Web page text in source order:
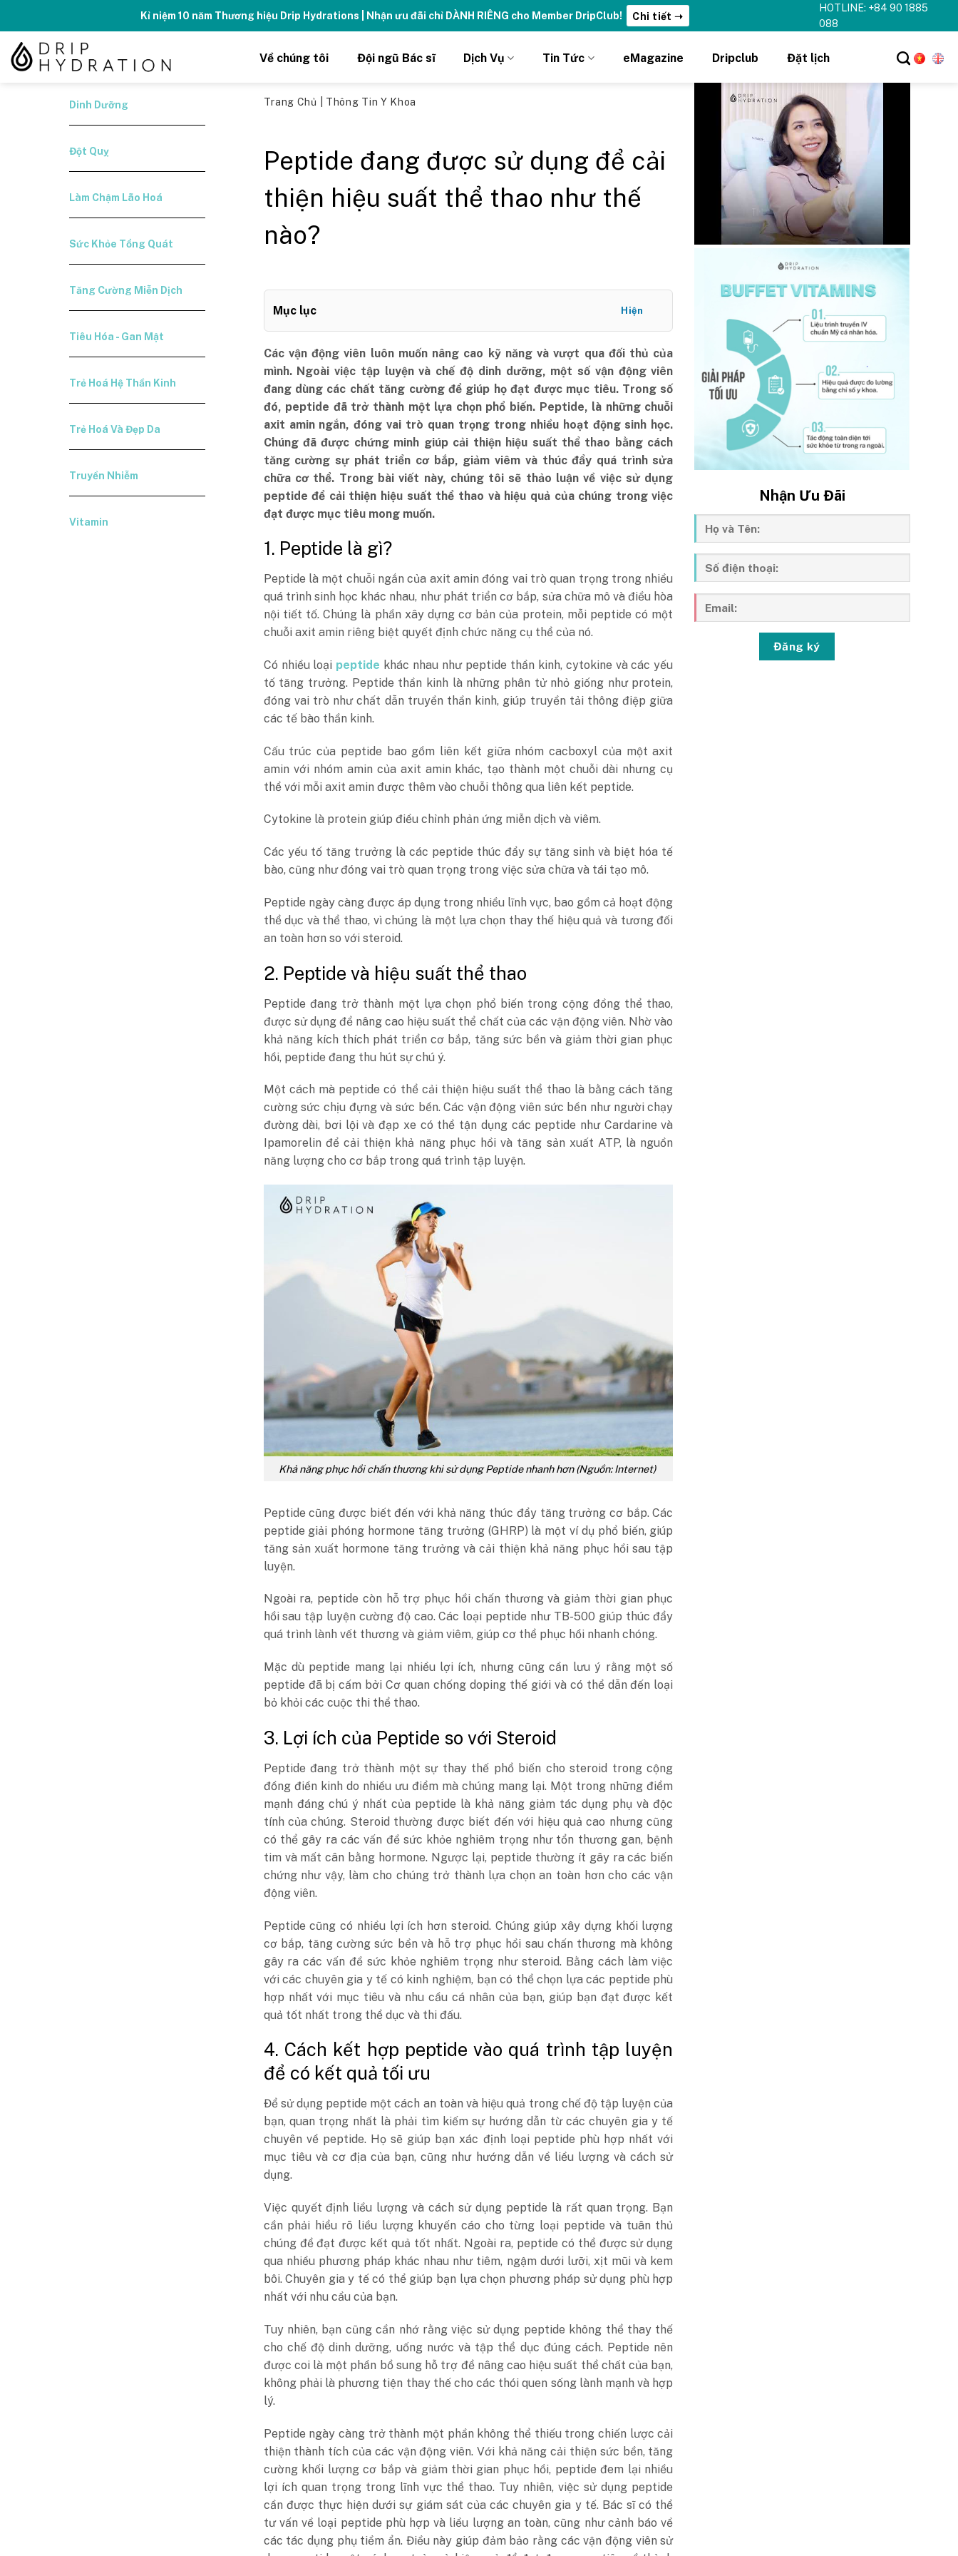
content
Kỉ niệm 10 năm Thương hiệu Drip Hydrations | Nhận ưu đãi chỉ DÀNH RIÊNG cho Member DripClub! Chi tiết ➝
HOTLINE: +84 90 1885
088
Về chúng tôi Đội ngũ Bác sĩ Dịch Vụ Tin Tức eMagazine Dripclub Đặt lịch
Dinh Dưỡng
Đột Quỵ
Làm Chậm Lão Hoá
Sức Khỏe Tổng Quát
Tăng Cường Miễn Dịch
Tiêu Hóa - Gan Mật
Trẻ Hoá Hệ Thần Kinh
Trẻ Hoá Và Đẹp Da
Truyền Nhiễm
Vitamin
Trang Chủ Thông Tin Y Khoa
Peptide đang được sử dụng để cải
thiện hiệu suất thể thao như thế
nào?
Mục lục Hiện
Các vận động viên luôn muốn nâng cao kỹ năng và vượt qua đối thủ của
mình. Ngoài việc tập luyện và chế độ dinh dưỡng, một số vận động viên
đang dùng các chất tăng cường để giúp họ đạt được mục tiêu. Trong số
đó, peptide đã trở thành một lựa chọn phổ biến. Peptide, là những chuỗi
axit amin ngắn, đóng vai trò quan trọng trong nhiều hoạt động sinh học.
Chúng đã được chứng minh giúp cải thiện hiệu suất thể thao bằng cách
tăng cường sự phát triển cơ bắp, giảm viêm và thúc đẩy quá trình sửa
chữa cơ thể. Trong bài viết này, chúng tôi sẽ thảo luận về việc sử dụng
peptide để cải thiện hiệu suất thể thao và hiệu quả của chúng trong việc
đạt được mục tiêu mong muốn.
1. Peptide là gì?
Peptide là một chuỗi ngắn của axit amin đóng vai trò quan trọng trong nhiều
quá trình sinh học khác nhau, như phát triển cơ bắp, sửa chữa mô và điều hòa
nội tiết tố. Chúng là phần xây dựng cơ bản của protein, mỗi peptide có một
chuỗi axit amin riêng biệt quyết định chức năng cụ thể của nó.
Có nhiều loại peptide khác nhau như peptide thần kinh, cytokine và các yếu
tố tăng trưởng. Peptide thần kinh là những phân tử nhỏ giống như protein,
đóng vai trò như chất dẫn truyền thần kinh, giúp truyền tải thông điệp giữa
các tế bào thần kinh.
Cấu trúc của peptide bao gồm liên kết giữa nhóm cacboxyl của một axit
amin với nhóm amin của axit amin khác, tạo thành một chuỗi dài nhưng cụ
thể với mỗi axit amin được thêm vào chuỗi thông qua liên kết peptide.
Cytokine là protein giúp điều chỉnh phản ứng miễn dịch và viêm.
Các yếu tố tăng trưởng là các peptide thúc đẩy sự tăng sinh và biệt hóa tế
bào, cũng như đóng vai trò quan trọng trong việc sửa chữa và tái tạo mô.
Peptide ngày càng được áp dụng trong nhiều lĩnh vực, bao gồm cả hoạt động
thể dục và thể thao, vì chúng là một lựa chọn thay thế hiệu quả và tương đối
an toàn hơn so với steroid.
2. Peptide và hiệu suất thể thao
Peptide đang trở thành một lựa chọn phổ biến trong cộng đồng thể thao,
được sử dụng để nâng cao hiệu suất thể chất của các vận động viên. Nhờ vào
khả năng kích thích phát triển cơ bắp, tăng sức bền và giảm thời gian phục
hồi, peptide đang thu hút sự chú ý.
Một cách mà peptide có thể cải thiện hiệu suất thể thao là bằng cách tăng
cường sức chịu đựng và sức bền. Các vận động viên sức bền như người chạy
đường dài, bơi lội và đạp xe có thể tận dụng các peptide như Cardarine và
Ipamorelin để cải thiện khả năng phục hồi và tăng sản xuất ATP, là nguồn
năng lượng cho cơ bắp trong quá trình tập luyện.
Khả năng phục hồi chấn thương khi sử dụng Peptide nhanh hơn (Nguồn: Internet)
Peptide cũng được biết đến với khả năng thúc đẩy tăng trưởng cơ bắp. Các
peptide giải phóng hormone tăng trưởng (GHRP) là một ví dụ phổ biến, giúp
tăng sản xuất hormone tăng trưởng và cải thiện khả năng phục hồi sau tập
luyện.
Ngoài ra, peptide còn hỗ trợ phục hồi chấn thương và giảm thời gian phục
hồi sau tập luyện cường độ cao. Các loại peptide như TB-500 giúp thúc đẩy
quá trình lành vết thương và giảm viêm, giúp cơ thể phục hồi nhanh chóng.
Mặc dù peptide mang lại nhiều lợi ích, nhưng cũng cần lưu ý rằng một số
peptide đã bị cấm bởi Cơ quan chống doping thế giới và có thể dẫn đến loại
bỏ khỏi các cuộc thi thể thao.
3. Lợi ích của Peptide so với Steroid
Peptide đang trở thành một sự thay thế phổ biến cho steroid trong cộng
đồng điền kinh do nhiều ưu điểm mà chúng mang lại. Một trong những điểm
mạnh đáng chú ý nhất của peptide là khả năng giảm tác dụng phụ và độc
tính của chúng. Steroid thường được biết đến với hiệu quả cao nhưng cũng
có thể gây ra các vấn đề sức khỏe nghiêm trọng như tổn thương gan, bệnh
tim và mất cân bằng hormone. Ngược lại, peptide thường ít gây ra các biến
chứng như vậy, làm cho chúng trở thành lựa chọn an toàn hơn cho các vận
động viên.
Peptide cũng có nhiều lợi ích hơn steroid. Chúng giúp xây dựng khối lượng
cơ bắp, tăng cường sức bền và hỗ trợ phục hồi sau chấn thương mà không
gây ra các vấn đề sức khỏe nghiêm trọng như steroid. Bằng cách làm việc
với các chuyên gia y tế có kinh nghiệm, bạn có thể chọn lựa các peptide phù
hợp nhất với mục tiêu và nhu cầu cá nhân của bạn, giúp bạn đạt được kết
quả tốt nhất trong thể dục và thi đấu.
4. Cách kết hợp peptide vào quá trình tập luyện
để có kết quả tối ưu
Để sử dụng peptide một cách an toàn và hiệu quả trong chế độ tập luyện của
bạn, quan trọng nhất là phải tìm kiếm sự hướng dẫn từ các chuyên gia y tế
chuyên về peptide. Họ sẽ giúp bạn xác định loại peptide phù hợp nhất với
mục tiêu và cơ địa của bạn, cũng như hướng dẫn về liều lượng và cách sử
dụng.
Việc quyết định liều lượng và cách sử dụng peptide là rất quan trọng. Bạn
cần phải hiểu rõ liều lượng khuyến cáo cho từng loại peptide và tuân thủ
chúng để đạt được kết quả tốt nhất. Ngoài ra, peptide có thể được sử dụng
qua nhiều phương pháp khác nhau như tiêm, ngậm dưới lưỡi, xịt mũi và kem
bôi. Chuyên gia y tế có thể giúp bạn lựa chọn phương pháp sử dụng phù hợp
nhất với nhu cầu của bạn.
Tuy nhiên, bạn cũng cần nhớ rằng việc sử dụng peptide không thể thay thế
cho chế độ dinh dưỡng, uống nước và tập thể dục đúng cách. Peptide nên
được coi là một phần bổ sung hỗ trợ để nâng cao hiệu suất thể chất của bạn,
không phải là phương tiện thay thế cho các thói quen sống lành mạnh và hợp
lý.
Peptide ngày càng trở thành một phần không thể thiếu trong chiến lược cải
thiện thành tích của các vận động viên. Với khả năng cải thiện sức bền, tăng
cường khối lượng cơ bắp và giảm thời gian phục hồi, peptide đem lại nhiều
lợi ích quan trọng trong lĩnh vực thể thao. Tuy nhiên, việc sử dụng peptide
cần được thực hiện dưới sự giám sát của các chuyên gia y tế. Bác sĩ có thể
tư vấn về loại peptide phù hợp và liều lượng an toàn, cũng như cảnh báo về
các tác dụng phụ tiềm ẩn. Điều này giúp đảm bảo rằng các vận động viên sử
Nhận Ưu Đãi
Đăng ký